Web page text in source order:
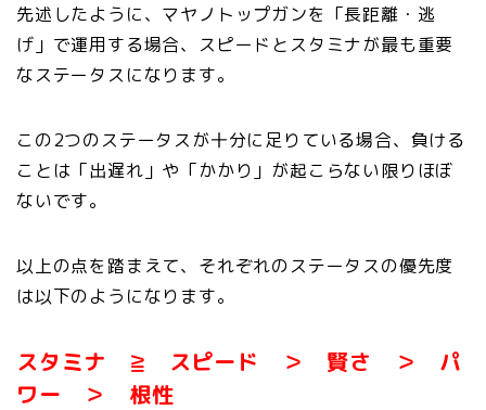
先述したように、マヤノトップガンを「長距離・逃
げ」で運用する場合、スピードとスタミナが最も重要
なステータスになります。
この2つのステータスが十分に足りている場合、負ける
ことは「出遅れ」や「かかり」が起こらない限りほぼ
ないです。
以上の点を踏まえて、それぞれのステータスの優先度
は以下のようになります。
スタミナ ≧ スピード ＞ 賢さ ＞ パ
ワー ＞ 根性